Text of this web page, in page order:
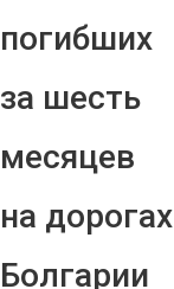
погибших
за шесть
месяцев
на дорогах
Болгарии